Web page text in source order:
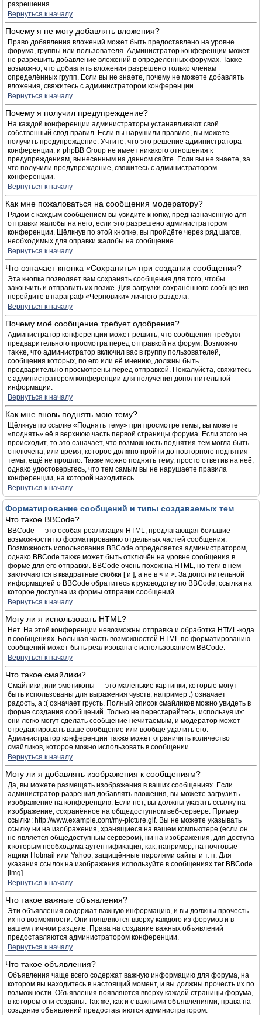
разрешения.
Вернуться к началу
Почему я не могу добавлять вложения?
Право добавления вложений может быть предоставлено на уровне
форума, группы или пользователя. Администратор конференции может
не разрешить добавление вложений в определённых форумах. Также
возможно, что добавлять вложения разрешено только членам
определённых групп. Если вы не знаете, почему не можете добавлять
вложения, свяжитесь с администратором конференции.
Вернуться к началу
Почему я получил предупреждение?
На каждой конференции администраторы устанавливают свой
собственный свод правил. Если вы нарушили правило, вы можете
получить предупреждение. Учтите, что это решение администратора
конференции, и phpBB Group не имеет никакого отношения к
предупреждениям, вынесенным на данном сайте. Если вы не знаете, за
что получили предупреждение, свяжитесь с администратором
конференции.
Вернуться к началу
Как мне пожаловаться на сообщения модератору?
Рядом с каждым сообщением вы увидите кнопку, предназначенную для
отправки жалобы на него, если это разрешено администратором
конференции. Щёлкнув по этой кнопке, вы пройдёте через ряд шагов,
необходимых для оправки жалобы на сообщение.
Вернуться к началу
Что означает кнопка «Сохранить» при создании сообщения?
Эта кнопка позволяет вам сохранять сообщения для того, чтобы
закончить и отправить их позже. Для загрузки сохранённого сообщения
перейдите в параграф «Черновики» личного раздела.
Вернуться к началу
Почему моё сообщение требует одобрения?
Администратор конференции может решить, что сообщения требуют
предварительного просмотра перед отправкой на форум. Возможно
также, что администратор включил вас в группу пользователей,
сообщения которых, по его или её мнению, должны быть
предварительно просмотрены перед отправкой. Пожалуйста, свяжитесь
с администратором конференции для получения дополнительной
информации.
Вернуться к началу
Как мне вновь поднять мою тему?
Щёлкнув по ссылке «Поднять тему» при просмотре темы, вы можете
«поднять» её в верхнюю часть первой страницы форума. Если этого не
происходит, то это означает, что возможность поднятия тем могла быть
отключена, или время, которое должно пройти до повторного поднятия
темы, ещё не прошло. Также можно поднять тему, просто ответив на неё,
однако удостоверьтесь, что тем самым вы не нарушаете правила
конференции, на которой находитесь.
Вернуться к началу
Форматирование сообщений и типы создаваемых тем
Что такое BBCode?
BBCode — это особая реализация HTML, предлагающая большие
возможности по форматированию отдельных частей сообщения.
Возможность использования BBCode определяется администратором,
однако BBCode также может быть отключён на уровне сообщения в
форме для его отправки. BBCode очень похож на HTML, но теги в нём
заключаются в квадратные скобки [ и ], а не в < и >. За дополнительной
информацией о BBCode обратитесь к руководству по BBCode, ссылка на
которое доступна из формы отправки сообщений.
Вернуться к началу
Могу ли я использовать HTML?
Нет. На этой конференции невозможны отправка и обработка HTML-кода
в сообщениях. Большая часть возможностей HTML по форматированию
сообщений может быть реализована с использованием BBCode.
Вернуться к началу
Что такое смайлики?
Смайлики, или эмотиконы — это маленькие картинки, которые могут
быть использованы для выражения чувств, например :) означает
радость, а :( означает грусть. Полный список смайликов можно увидеть в
форме создания сообщений. Только не перестарайтесь, используя их:
они легко могут сделать сообщение нечитаемым, и модератор может
отредактировать ваше сообщение или вообще удалить его.
Администратор конференции также может ограничить количество
смайликов, которое можно использовать в сообщении.
Вернуться к началу
Могу ли я добавлять изображения к сообщениям?
Да, вы можете размещать изображения в ваших сообщениях. Если
администратор разрешил добавлять вложения, вы можете загрузить
изображение на конференцию. Если нет, вы должны указать ссылку на
изображение, сохранённое на общедоступном веб-сервере. Пример
ссылки: http://www.example.com/my-picture.gif. Вы не можете указывать
ссылку ни на изображения, хранящиеся на вашем компьютере (если он
не является общедоступным сервером), ни на изображения, для доступа
к которым необходима аутентификация, как, например, на почтовые
ящики Hotmail или Yahoo, защищённые паролями сайты и т. п. Для
указания ссылок на изображения используйте в сообщениях тег BBCode
[img].
Вернуться к началу
Что такое важные объявления?
Эти объявления содержат важную информацию, и вы должны прочесть
их по возможности. Они появляются вверху каждого из форумов и в
вашем личном разделе. Права на создание важных объявлений
предоставляются администратором конференции.
Вернуться к началу
Что такое объявления?
Объявления чаще всего содержат важную информацию для форума, на
котором вы находитесь в настоящий момент, и вы должны прочесть их по
возможности. Объявления появляются вверху каждой страницы форума,
в котором они созданы. Так же, как и с важными объявлениями, права на
создание объявлений предоставляются администратором.